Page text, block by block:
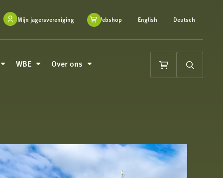
Mijn jagersvereniging Webshop English Deutsch
WBE Over ons
Winkelwagen
Zoeken